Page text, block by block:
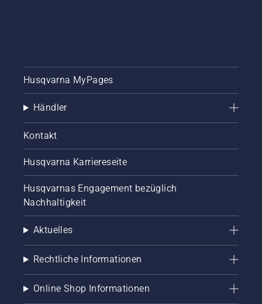
Husqvarna MyPages
Händler
Kontakt
Husqvarna Karriereseite
Husqvarnas Engagement bezüglich
Nachhaltigkeit
Aktuelles
Rechtliche Informationen
Online Shop Informationen